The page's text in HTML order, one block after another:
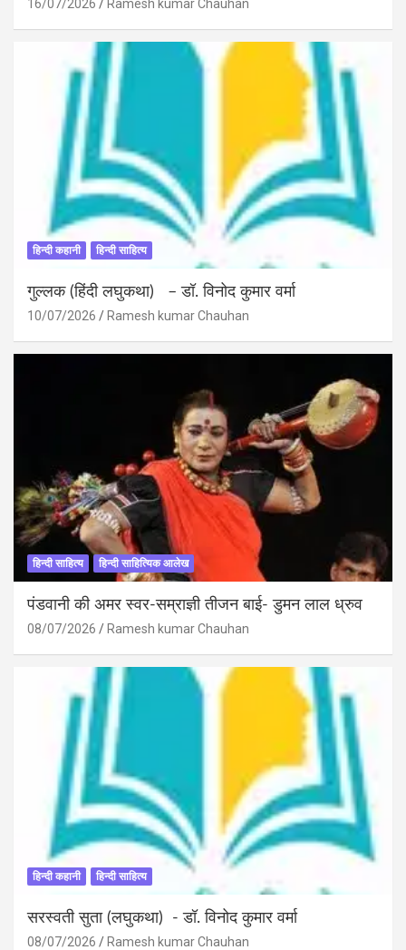
16/07/2026 Ramesh kumar Chauhan
हिन्दी कहानी हिन्दी साहित्य
गुल्लक (हिंदी लघुकथा) – डॉ. विनोद कुमार वर्मा
10/07/2026 Ramesh kumar Chauhan
हिन्दी साहित्य हिन्दी साहित्यिक आलेख
पंडवानी की अमर स्वर-सम्राज्ञी तीजन बाई- डुमन लाल ध्रुव
08/07/2026 Ramesh kumar Chauhan
हिन्दी कहानी हिन्दी साहित्य
सरस्वती सुता (लघुकथा) ​- डॉ. विनोद कुमार वर्मा
08/07/2026 Ramesh kumar Chauhan